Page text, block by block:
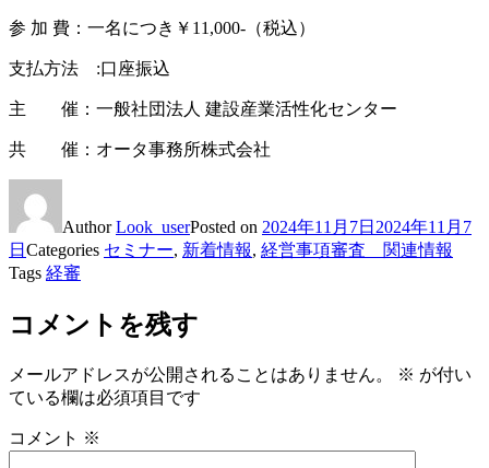
参 加 費：一名につき￥11,000-（税込）
支払方法 :口座振込
主 催：一般社団法人 建設産業活性化センター
共 催：オータ事務所株式会社
AuthorLook_userPosted on 2024年11月7日 2024年11月7
日 Categories セミナー, 新着情報, 経営事項審査 関連情報
Tags 経審
コメントを残す
メールアドレスが公開されることはありません。 ※ が付い
ている欄は必須項目です
コメント ※